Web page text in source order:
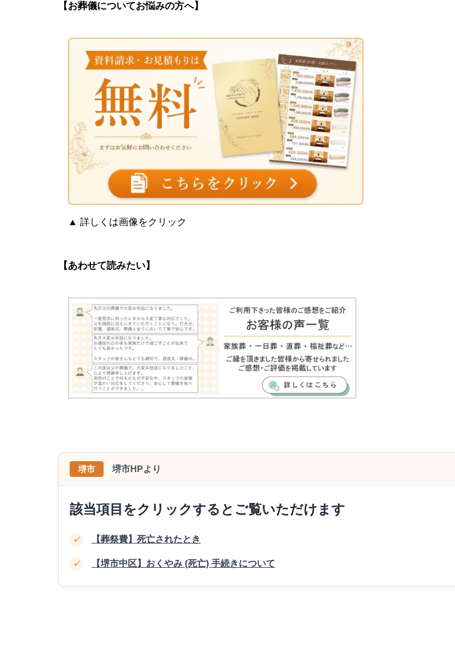
【お葬儀についてお悩みの方へ】
▲ 詳しくは画像をクリック
【あわせて読みたい】
堺市 堺市HPより
該当項目をクリックするとご覧いただけます
✓ 【葬祭費】死亡されたとき
✓ 【堺市中区】おくやみ (死亡) 手続きについて